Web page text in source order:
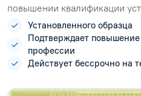
повышении квалификации
Установленного образца
Подтверждает
профессии
Действует бессрочно на